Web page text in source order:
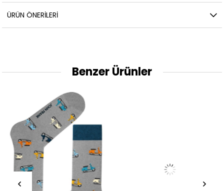
ÜRÜN ÖNERILERI
Benzer Ürünler